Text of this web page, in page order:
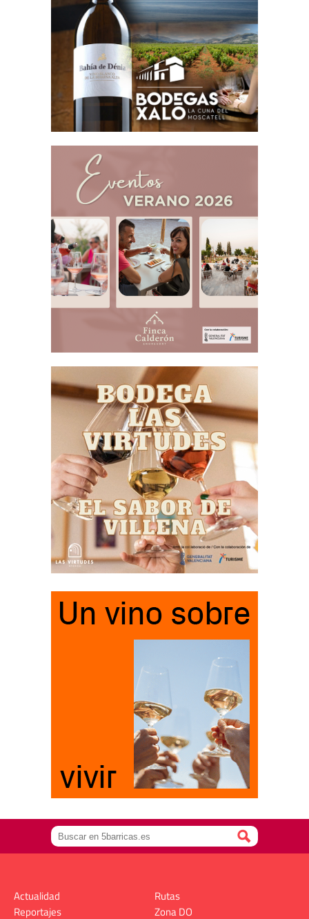
Actualidad
Reportajes
Rutas
Zona DO